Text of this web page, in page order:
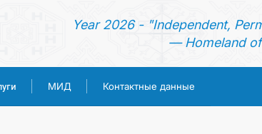
Year 2026 - "Independent,
— Homeland of
МИД Контактные данные